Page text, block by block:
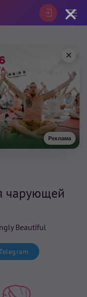
Реклама
×
чарующей
Beautiful
×